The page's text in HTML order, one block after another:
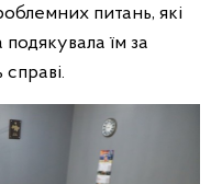
питань, які
їм за
справі.